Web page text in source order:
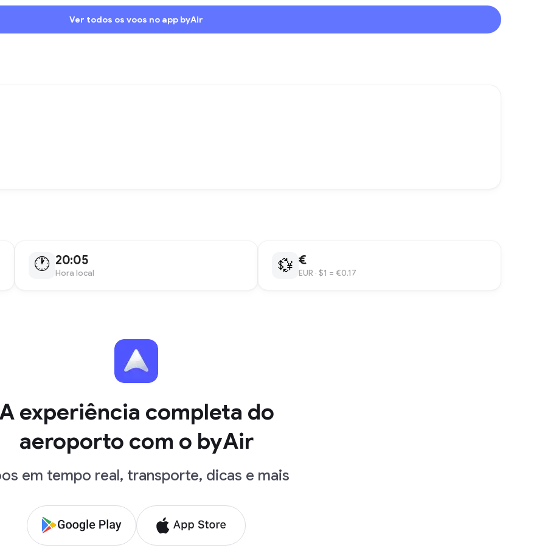
Ver todos os voos no app byAir
🕐 20:05
Hora local 💱 €
EUR · $1 = €0.17
experiência completa do
aeroporto com o byAir
em tempo real, transporte, dicas e mais